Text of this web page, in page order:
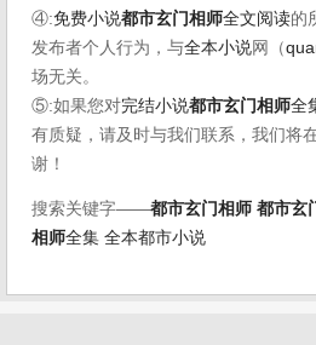
④:免费小说都市玄门相师全文阅读的
发布者个人行为，与全本小说网（
场无关。
⑤:如果您对完结小说都市玄门相师全
有质疑，请及时与我们联系，我们将
谢！
搜索关键字——都市玄门相师 都市玄
相师全集 全本都市小说